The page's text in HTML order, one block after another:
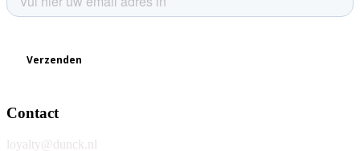
Contact
loyalty@dunck.nl